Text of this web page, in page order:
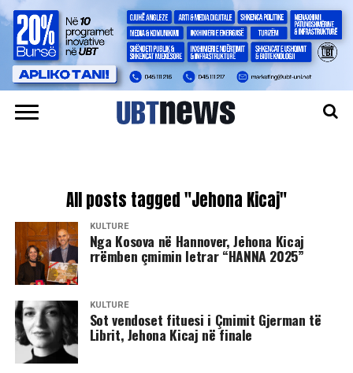
All posts tagged "Jehona Kicaj"
KULTURË
Nga Kosova në Hannover, Jehona Kicaj
rrëmben çmimin letrar “HANNA 2025”
KULTURË
Sot vendoset fituesi i Çmimit Gjerman të
Librit, Jehona Kicaj në finale